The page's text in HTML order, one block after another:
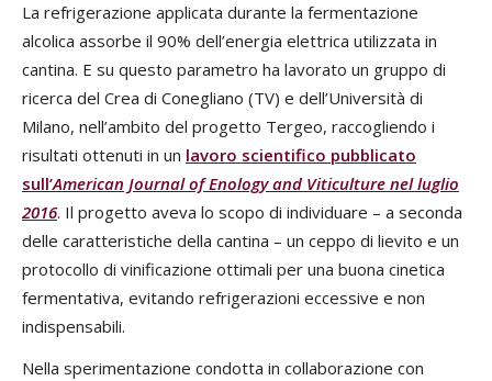
La refrigerazione applicata durante la fermentazione
alcolica assorbe il 90% dell’energia elettrica utilizzata in
cantina. E su questo parametro ha lavorato un gruppo di
ricerca del Crea di Conegliano (TV) e dell’Università di
Milano, nell’ambito del progetto Tergeo, raccogliendo i
risultati ottenuti in un lavoro scientifico pubblicato
sull’American Journal of Enology and Viticulture nel luglio
2016. Il progetto aveva lo scopo di individuare – a seconda
delle caratteristiche della cantina – un ceppo di lievito e un
protocollo di vinificazione ottimali per una buona cinetica
fermentativa, evitando refrigerazioni eccessive e non
indispensabili.
Nella sperimentazione condotta in collaborazione con